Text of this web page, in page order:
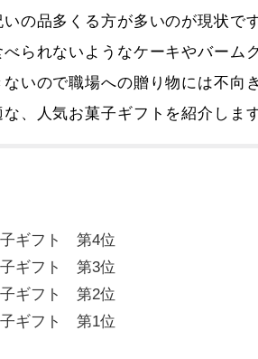
の品多くる方が多いのが現状で
られないようなケーキやバーム
いので職場への贈り物には不向
、人気お菓子ギフトを紹介します
子ギフト 第4位
子ギフト 第3位
子ギフト 第2位
子ギフト 第1位